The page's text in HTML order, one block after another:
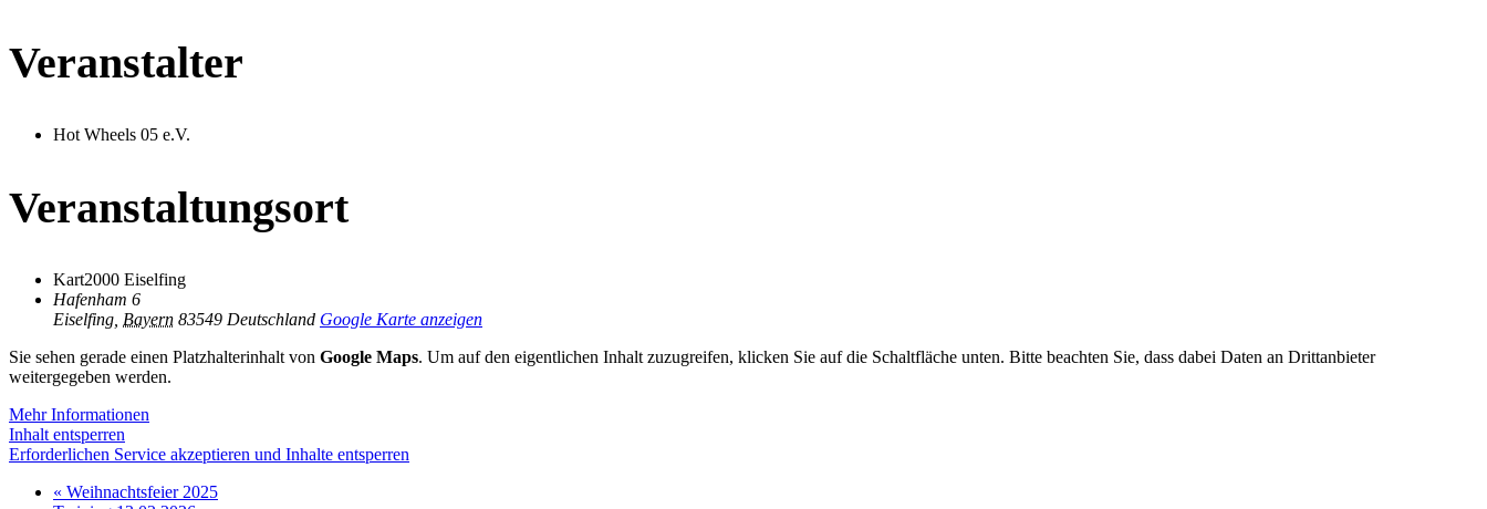
Veranstalter
Hot Wheels 05 e.V.
Veranstaltungsort
Kart2000 Eiselfing
Hafenham 6
Eiselfing Bayern 83549 Deutschland Google Karte anzeigen
Sie sehen gerade einen Platzhalterinhalt von Google Maps. Um auf den eigentlichen Inhalt zuzugreifen, klicken Sie auf die Schaltfläche unten. Bitte beachten Sie, dass dabei Daten an Drittanbieter
weitergegeben werden.
Mehr Informationen
Inhalt entsperren
Erforderlichen Service akzeptieren und Inhalte entsperren
« Weihnachtsfeier 2025